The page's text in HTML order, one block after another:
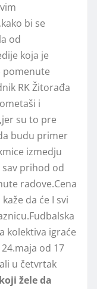
bi se
od
koja je
pomenute
RK Žitorađa
i
su to pre
budu primer
izmedju
prihod od
radove.Cena
da će I svi
kolektiva igraće
od 17
u četvrtak
žele da